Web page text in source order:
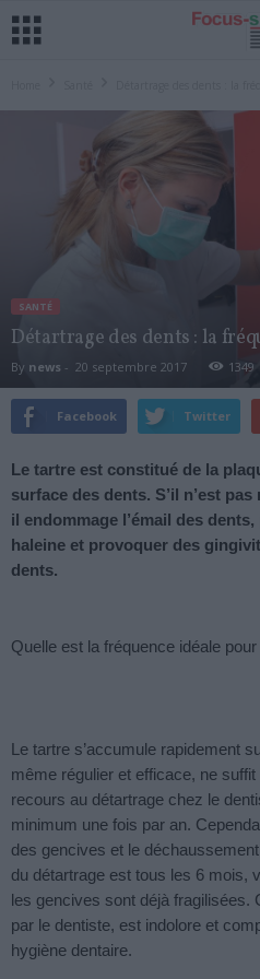
SANTÉ
Détartrage des dents : la
By news - 20 septembre 2017 1349
Facebook Twitter
Le tartre est constitué de la
surface des dents. S’il n’est
il endommage l’émail des
haleine et provoquer des
dents.
Quelle est la fréquence idéale
Le tartre s’accumule rapidement
même régulier et efficace, ne suffit
recours au détartrage chez le
minimum une fois par an.
des gencives et le
du détartrage est tous les 6 mois,
les gencives sont déjà fragilisées.
par le dentiste, est indolore et
hygiène dentaire.